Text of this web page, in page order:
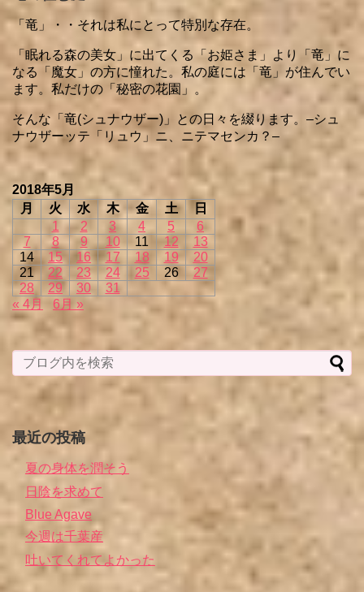
「竜」・・それは私にとって特別な存在。
「眠れる森の美女」に出てくる「お姫さま」より「竜」に
なる「魔女」の方に憧れた。私の庭には「竜」が住んでい
ます。私だけの「秘密の花園」。
そんな「竜(シュナウザー)」との日々を綴ります。–シュ
ナウザーッテ「リュウ」ニ、ニテマセンカ？–
2018年5月
月
火 水 木 金 土
日
1
2 3 4 5
6
7
8 9 10 11 12
13
14
15 16 17 18 19
20
21
22 23 24 25 26
27
28
29 30
31
« 4月
6月 »
最近の投稿
夏の身体を潤そう
日陰を求めて
Blue Agave
今週は千葉産
吐いてくれてよかった